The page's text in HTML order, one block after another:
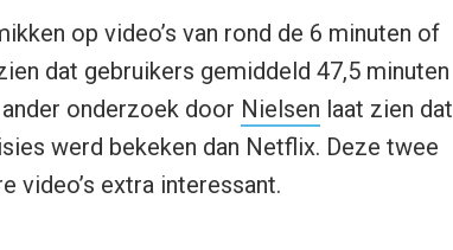
op video’s van rond de 6 minuten of
dat gebruikers gemiddeld 47,5 minuten
onderzoek door Nielsen laat zien dat
werd bekeken dan Netflix. Deze twee
video’s extra interessant.